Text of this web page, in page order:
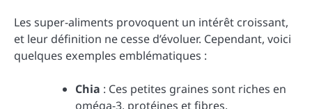
Les super-aliments provoquent un intérêt croissant,
et leur définition ne cesse d’évoluer. Cependant, voici
quelques exemples emblématiques :
Chia : Ces petites graines sont riches en
oméga-3, protéines et fibres.